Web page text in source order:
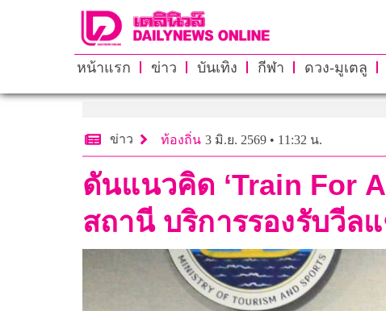
หน้าแรก ข่าว บันเทิง กีฬา ดวง-มูเตลู
ข่าว ท้องถิ่น 3 มิ.ย. 2569 • 11:32 น.
ดันแนวคิด ‘Train For
สถานี บริการรองรับวีล